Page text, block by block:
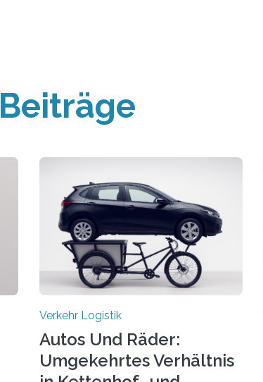
Beiträge
Verkehr Logistik
Autos Und Räder:
Umgekehrtes Verhältnis